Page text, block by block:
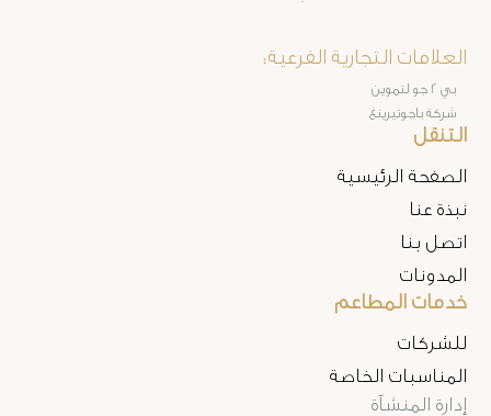
العلامات التجارية الفرعية:
التنقل
الصفحة الرئيسية
نبذة عنا
اتصل بنا
المدونات
خدمات المطاعم
للشركات
المناسبات الخاصة
إدارة المنشآة